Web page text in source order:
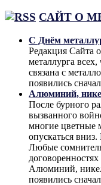
САЙТ О
С Днём
Редакция Сайта
металлурга всех,
связана с
появились
Алюминий,
После бурного
вызванного
многие цветные
опускаться
Любые
Алюминий,
появились